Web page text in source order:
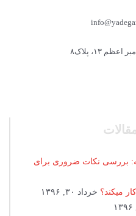
۱۳، پلاک۸
بررسی نکات ضروری برای
میکند؟ خرداد ۳۰, ۱۳۹۶